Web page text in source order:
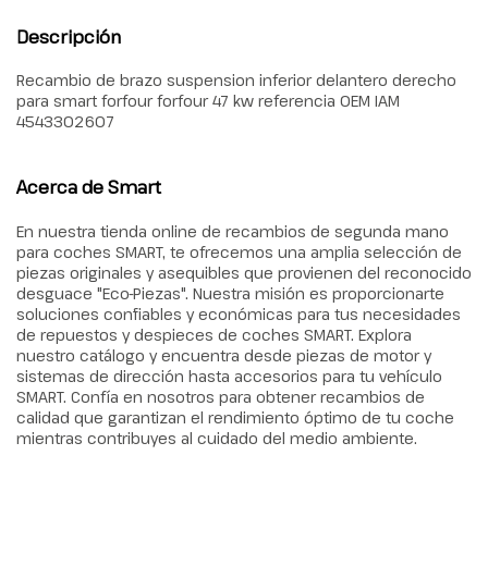
Descripción
Recambio de brazo suspension inferior delantero derecho
para smart forfour forfour 47 kw referencia OEM IAM
4543302607
Acerca de Smart
En nuestra tienda online de recambios de segunda mano
para coches SMART, te ofrecemos una amplia selección de
piezas originales y asequibles que provienen del reconocido
desguace "Eco-Piezas". Nuestra misión es proporcionarte
soluciones confiables y económicas para tus necesidades
de repuestos y despieces de coches SMART. Explora
nuestro catálogo y encuentra desde piezas de motor y
sistemas de dirección hasta accesorios para tu vehículo
SMART. Confía en nosotros para obtener recambios de
calidad que garantizan el rendimiento óptimo de tu coche
mientras contribuyes al cuidado del medio ambiente.